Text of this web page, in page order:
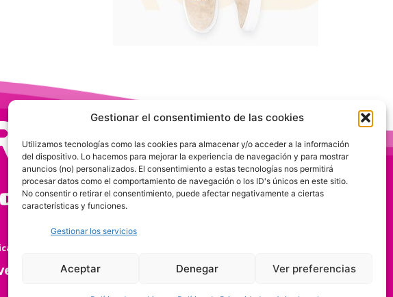
Gestionar el consentimiento de las cookies
Utilizamos tecnologías como las cookies para almacenar y/o acceder a la información
del dispositivo. Lo hacemos para mejorar la experiencia de navegación y para mostrar
anuncios (no) personalizados. El consentimiento a estas tecnologías nos permitirá
procesar datos como el comportamiento de navegación o los ID's únicos en este sitio.
No consentir o retirar el consentimiento, puede afectar negativamente a ciertas
características y funciones.
Gestionar los servicios
Aceptar Denegar Ver preferencias
de Cookies
de la